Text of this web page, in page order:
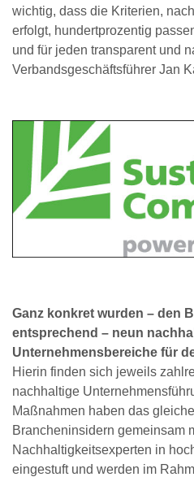
wichtig, dass die Kriterien,
erfolgt, hundertprozentig
und für jeden transparent und
Verbandsgeschäftsführer Jan
Ganz konkret wurden – den
entsprechend – neun
Unternehmensbereiche für
Hierin finden sich jeweils
nachhaltige
Maßnahmen haben das
Brancheninsidern ge­meinsam
Nachhaltigkeitsexperten in
eingestuft und werden im